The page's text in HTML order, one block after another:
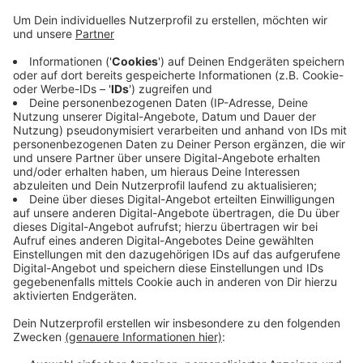
Anzeige
Sie brauchen in allen Nahverkehrsmitteln in ganz NRW
keinen Cent zu bezahlen und können bei uns alle
Busse, S-Bahn sowie die RegionalBahn- und
RegionalExpress-Linien kostenfrei nutzen. Unter das
Angebot fallen auch Straßen-, Stadt- und U-Bahnen in
NRW. So soll die Mobilität unserer Pänz ganz
besonders gefördert werden, so unser
Verkehrsverbund Rhein-Sieg wörtlich.
Anzeige